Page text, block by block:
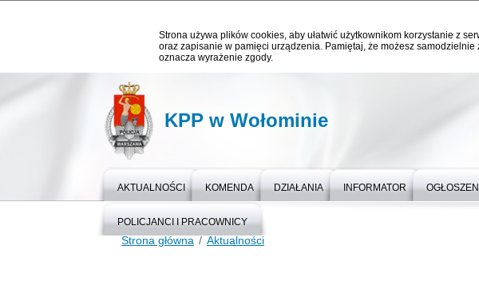
Strona używa plików cookies, aby ułatwić użytkownikom korzystanie z
oraz zapisanie w pamięci urządzenia. Pamiętaj, że możesz
oznacza wyrażenie zgody.
KPP w Wołominie
AKTUALNOŚCI KOMENDA DZIAŁANIA INFORMATOR
POLICJANCI I PRACOWNICY
Strona główna Aktualności